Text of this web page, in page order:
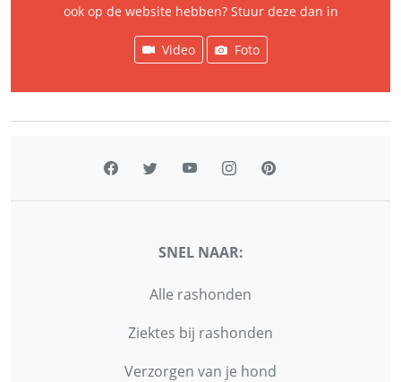
ook op de website hebben? Stuur deze dan in
Video Foto
SNEL NAAR:
Alle rashonden
Ziektes bij rashonden
Verzorgen van je hond